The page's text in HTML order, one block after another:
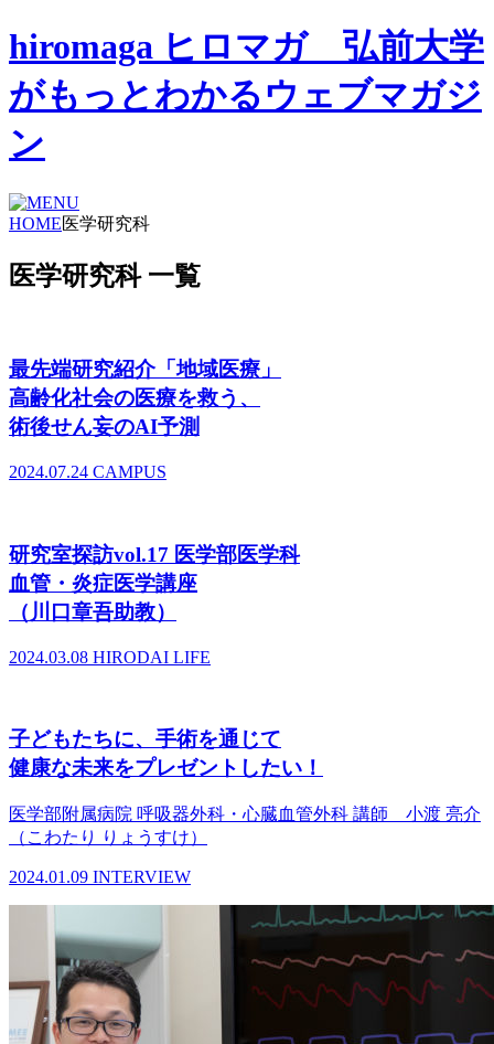
hiromaga ヒロマガ 弘前大学
がもっとわかるウェブマガジ
ン
HOME医学研究科
医学研究科 一覧
最先端研究紹介「地域医療」
高齢化社会の医療を救う、
術後せん妄のAI予測
2024.07.24 CAMPUS
研究室探訪vol.17 医学部医学科
血管・炎症医学講座
（川口章吾助教）
2024.03.08 HIRODAI LIFE
子どもたちに、手術を通じて
健康な未来をプレゼントしたい！
医学部附属病院 呼吸器外科・心臓血管外科 講師 小渡 亮介
（こわたり りょうすけ）
2024.01.09 INTERVIEW